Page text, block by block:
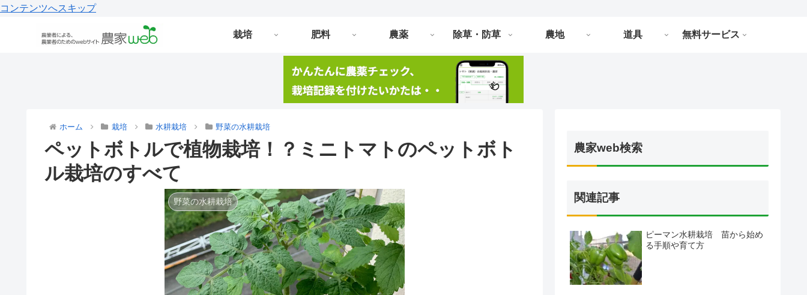
コンテンツへスキップ
栽培 肥料 農薬 除草・防草 農地 道具 無料サービス
ホーム 栽培 水耕栽培 野菜の水耕栽培
ペットボトルで植物栽培！？ミニトマトのペットボト
ル栽培のすべて
野菜の水耕栽培
農家web検索
関連記事
ピーマン水耕栽培 苗から始め
る手順や育て方